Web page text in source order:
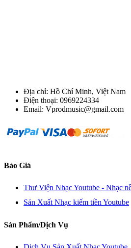
Địa chỉ: Hồ Chí Minh, Việt Nam
Điện thoại: 0969224334
Email: Vprodmusic@gmail.com
Báo Giá
Thư Viện Nhạc Youtube - Nhạc
Sản Xuất Nhạc kiếm tiền Youtube
Sản Phẩm/Dịch Vụ